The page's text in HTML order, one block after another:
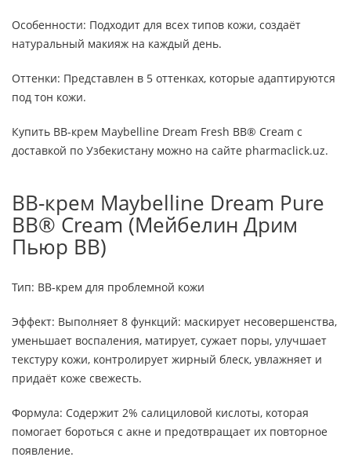
Особенности: Подходит для всех типов кожи, создаёт
натуральный макияж на каждый день.
Оттенки: Представлен в 5 оттенках, которые адаптируются
под тон кожи.
Купить BB-крем Maybelline Dream Fresh BB® Cream с
доставкой по Узбекистану можно на сайте pharmaclick.uz.
BB-крем Maybelline Dream Pure
BB® Cream (Мейбелин Дрим
Пьюр BB)
Тип: BB-крем для проблемной кожи
Эффект: Выполняет 8 функций: маскирует несовершенства,
уменьшает воспаления, матирует, сужает поры, улучшает
текстуру кожи, контролирует жирный блеск, увлажняет и
придаёт коже свежесть.
Формула: Содержит 2% салициловой кислоты, которая
помогает бороться с акне и предотвращает их повторное
появление.